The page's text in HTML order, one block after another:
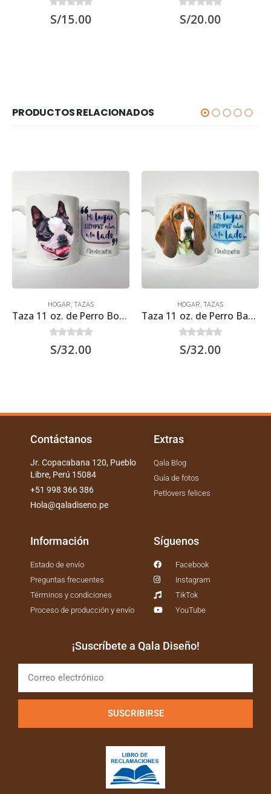
0out of 5
S/15.00 0out of 5
S/20.00
PRODUCTOS RELACIONADOS
HOGAR TAZAS
Taza 11 oz. de Perro Boston Terrier
0out of 5
S/32.00
HOGAR TAZAS
Taza 11 oz. de Perro Basset Hound
0out of 5
S/32.00
Contáctanos
Jr. Copacabana 120, Pueblo
Libre, Perú 15084
+51 998 366 386
Hola@qaladiseno.pe
Extras
Qala Blog
Guía de fotos
Petlovers felices
Información
Estado de envío
Preguntas frecuentes
Términos y condiciones
Proceso de producción y envío
Síguenos
Facebook
Instagram
TikTok
YouTube
¡Suscríbete a Qala Diseño!
SUSCRIBIRSE